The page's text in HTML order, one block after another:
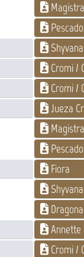
Shyvana
Cromi /
Cromi /
Jueza
Fiora
Shyvana
Annette
Cromi /